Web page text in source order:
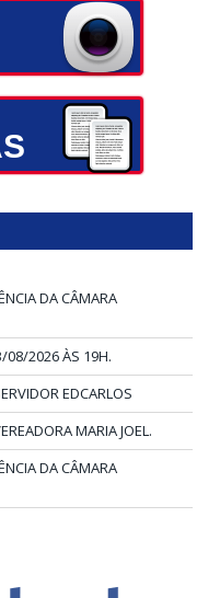
DA CÂMARA
08/2026 ÀS 19H.
EDCARLOS
MARIA JOEL.
DA CÂMARA